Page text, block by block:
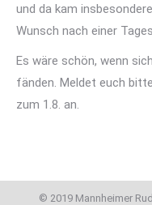
und da kam
Wunsch nach einer
Es wäre schön, wenn
fänden. Meldet euch
zum 1.8. an.
© 2019 Mannheimer